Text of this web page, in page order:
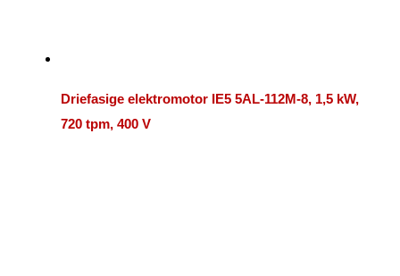
Driefasige elektromotor IE5 5AL-112M-8, 1,5 kW,
720 tpm, 400 V